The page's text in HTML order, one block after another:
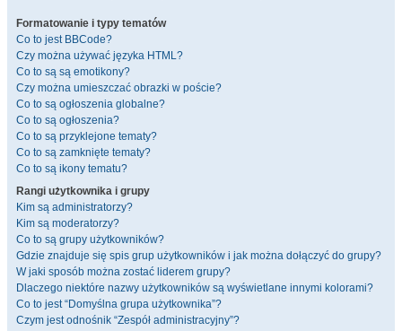
Formatowanie i typy tematów
Co to jest BBCode?
Czy można używać języka HTML?
Co to są są emotikony?
Czy można umieszczać obrazki w poście?
Co to są ogłoszenia globalne?
Co to są ogłoszenia?
Co to są przyklejone tematy?
Co to są zamknięte tematy?
Co to są ikony tematu?
Rangi użytkownika i grupy
Kim są administratorzy?
Kim są moderatorzy?
Co to są grupy użytkowników?
Gdzie znajduje się spis grup użytkowników i jak można dołączyć do grupy?
W jaki sposób można zostać liderem grupy?
Dlaczego niektóre nazwy użytkowników są wyświetlane innymi kolorami?
Co to jest “Domyślna grupa użytkownika”?
Czym jest odnośnik “Zespół administracyjny”?